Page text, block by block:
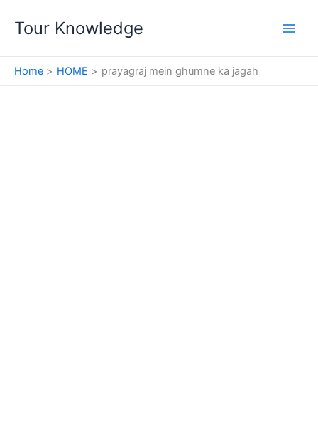
Tour Knowledge
Home HOME prayagraj mein ghumne ka jagah